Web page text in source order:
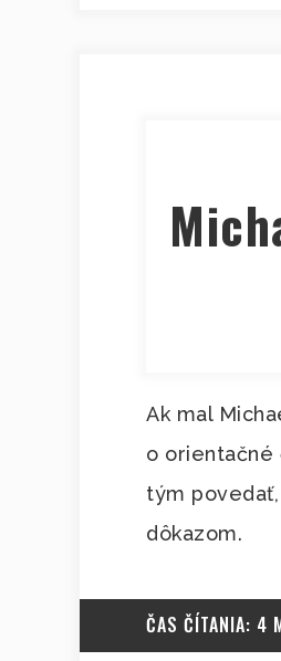
Ak mal
o orientačné
tým
dôkazom.
ČAS ČÍTANIA: 4